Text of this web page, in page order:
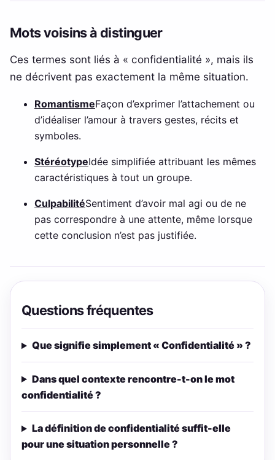
Mots voisins à distinguer
Ces termes sont liés à « confidentialité », mais ils
ne décrivent pas exactement la même situation.
RomantismeFaçon d’exprimer l’attachement ou
d’idéaliser l’amour à travers gestes, récits et
symboles.
StéréotypeIdée simplifiée attribuant les mêmes
caractéristiques à tout un groupe.
CulpabilitéSentiment d’avoir mal agi ou de ne
pas correspondre à une attente, même lorsque
cette conclusion n’est pas justifiée.
Questions fréquentes
Que signifie simplement « Confidentialité » ?
Dans quel contexte rencontre-t-on le mot
confidentialité ?
La définition de confidentialité suffit-elle
pour une situation personnelle ?